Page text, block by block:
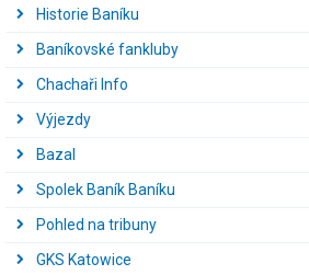
Historie Baníku
Baníkovské fankluby
Chachaři Info
Výjezdy
Bazal
Spolek Baník Baníku
Pohled na tribuny
GKS Katowice